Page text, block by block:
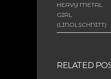
HEAVY METAL
GIRL
(LINOLSCHNITT)
RELATED